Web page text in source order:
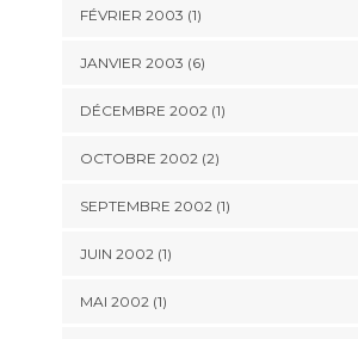
FÉVRIER 2003 (1)
JANVIER 2003 (6)
DÉCEMBRE 2002 (1)
OCTOBRE 2002 (2)
SEPTEMBRE 2002 (1)
JUIN 2002 (1)
MAI 2002 (1)